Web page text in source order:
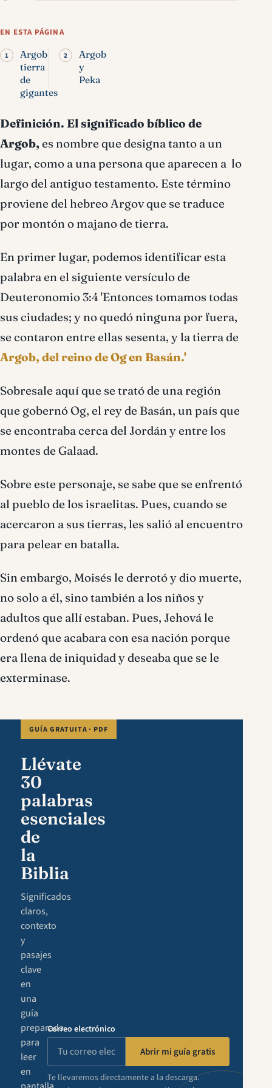
EN ESTA PÁGINA
Argob
tierra
de
gigantes
Argob
y
Peka
Definición. El significado bíblico de
Argob, es nombre que designa tanto a un
lugar, como a una persona que aparecen a lo
largo del antiguo testamento. Este término
proviene del hebreo Argov que se traduce
por montón o majano de tierra.
En primer lugar, podemos identificar esta
palabra en el siguiente versículo de
Deuteronomio 3:4 'Entonces tomamos todas
sus ciudades; y no quedó ninguna por fuera,
se contaron entre ellas sesenta, y la tierra de
Argob, del reino de Og en Basán.'
Sobresale aquí que se trató de una región
que gobernó Og, el rey de Basán, un país que
se encontraba cerca del Jordán y entre los
montes de Galaad.
Sobre este personaje, se sabe que se enfrentó
al pueblo de los israelitas. Pues, cuando se
acercaron a sus tierras, les salió al encuentro
para pelear en batalla.
Sin embargo, Moisés le derrotó y dio muerte,
no solo a él, sino también a los niños y
adultos que allí estaban. Pues, Jehová le
ordenó que acabara con esa nación porque
era llena de iniquidad y deseaba que se le
exterminase.
GUÍA GRATUITA · PDF
Llévate
30
palabras
esenciales
de
la
Biblia
Significados
claros,
contexto
y
pasajes
clave
en
una
guía
preparada
para
leer
en
Correo electrónico
Abrir mi guía gratis
Te llevaremos directamente a la descarga.